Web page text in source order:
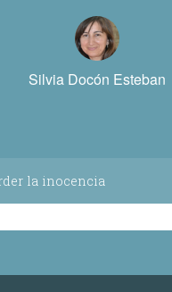
Silvia Docón Esteban
la inocencia